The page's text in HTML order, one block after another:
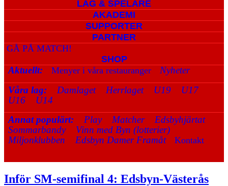
LAG & SPELARE
AKADEMI
SUPPORTER
PARTNER
GÅ PÅ MATCH!
SHOP
Aktuellt: Menyer i våra restauranger
Nyheter
Våra lag:
Damlaget Herrlaget U19
U17
U16
U14
Annat populärt:
Play Matcher
Edsbyhjärtat
Sommarbandy
Vinn med Byn (lotterier)
Miljonklubben
Edsbyn Damer Framåt Kontakt
Inför SM-semifinal 4: Edsbyn-Västerås